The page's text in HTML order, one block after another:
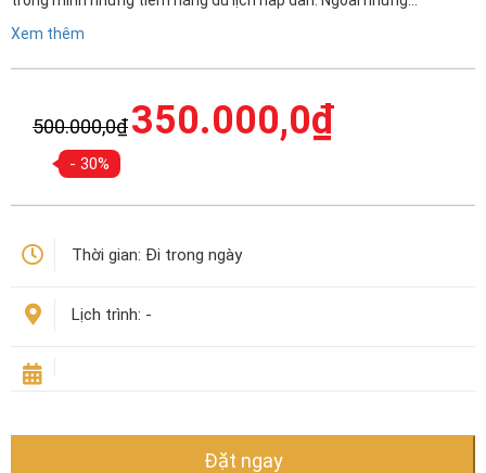
Xem thêm
500.000,0₫ gốc
350.000,0₫
- 30%
Thời gian: Đi trong ngày
Lịch trình: -
Đặt ngay